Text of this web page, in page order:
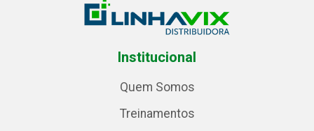
Institucional
Quem Somos
Treinamentos